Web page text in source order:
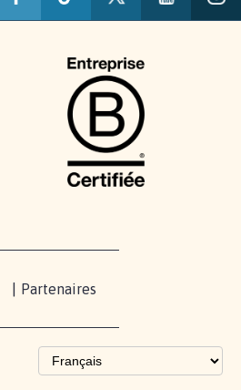
Partenaires